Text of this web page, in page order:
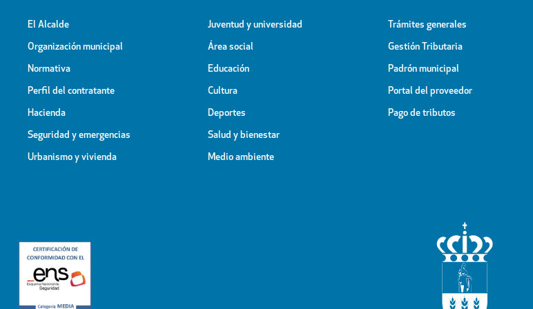
El Alcalde
Organización municipal
Normativa
Perfil del contratante
Hacienda
Seguridad y emergencias
Urbanismo y vivienda
Juventud y universidad
Área social
Educación
Cultura
Deportes
Salud y bienestar
Medio ambiente
Trámites generales
Gestión Tributaria
Padrón municipal
Portal del proveedor
Pago de tributos